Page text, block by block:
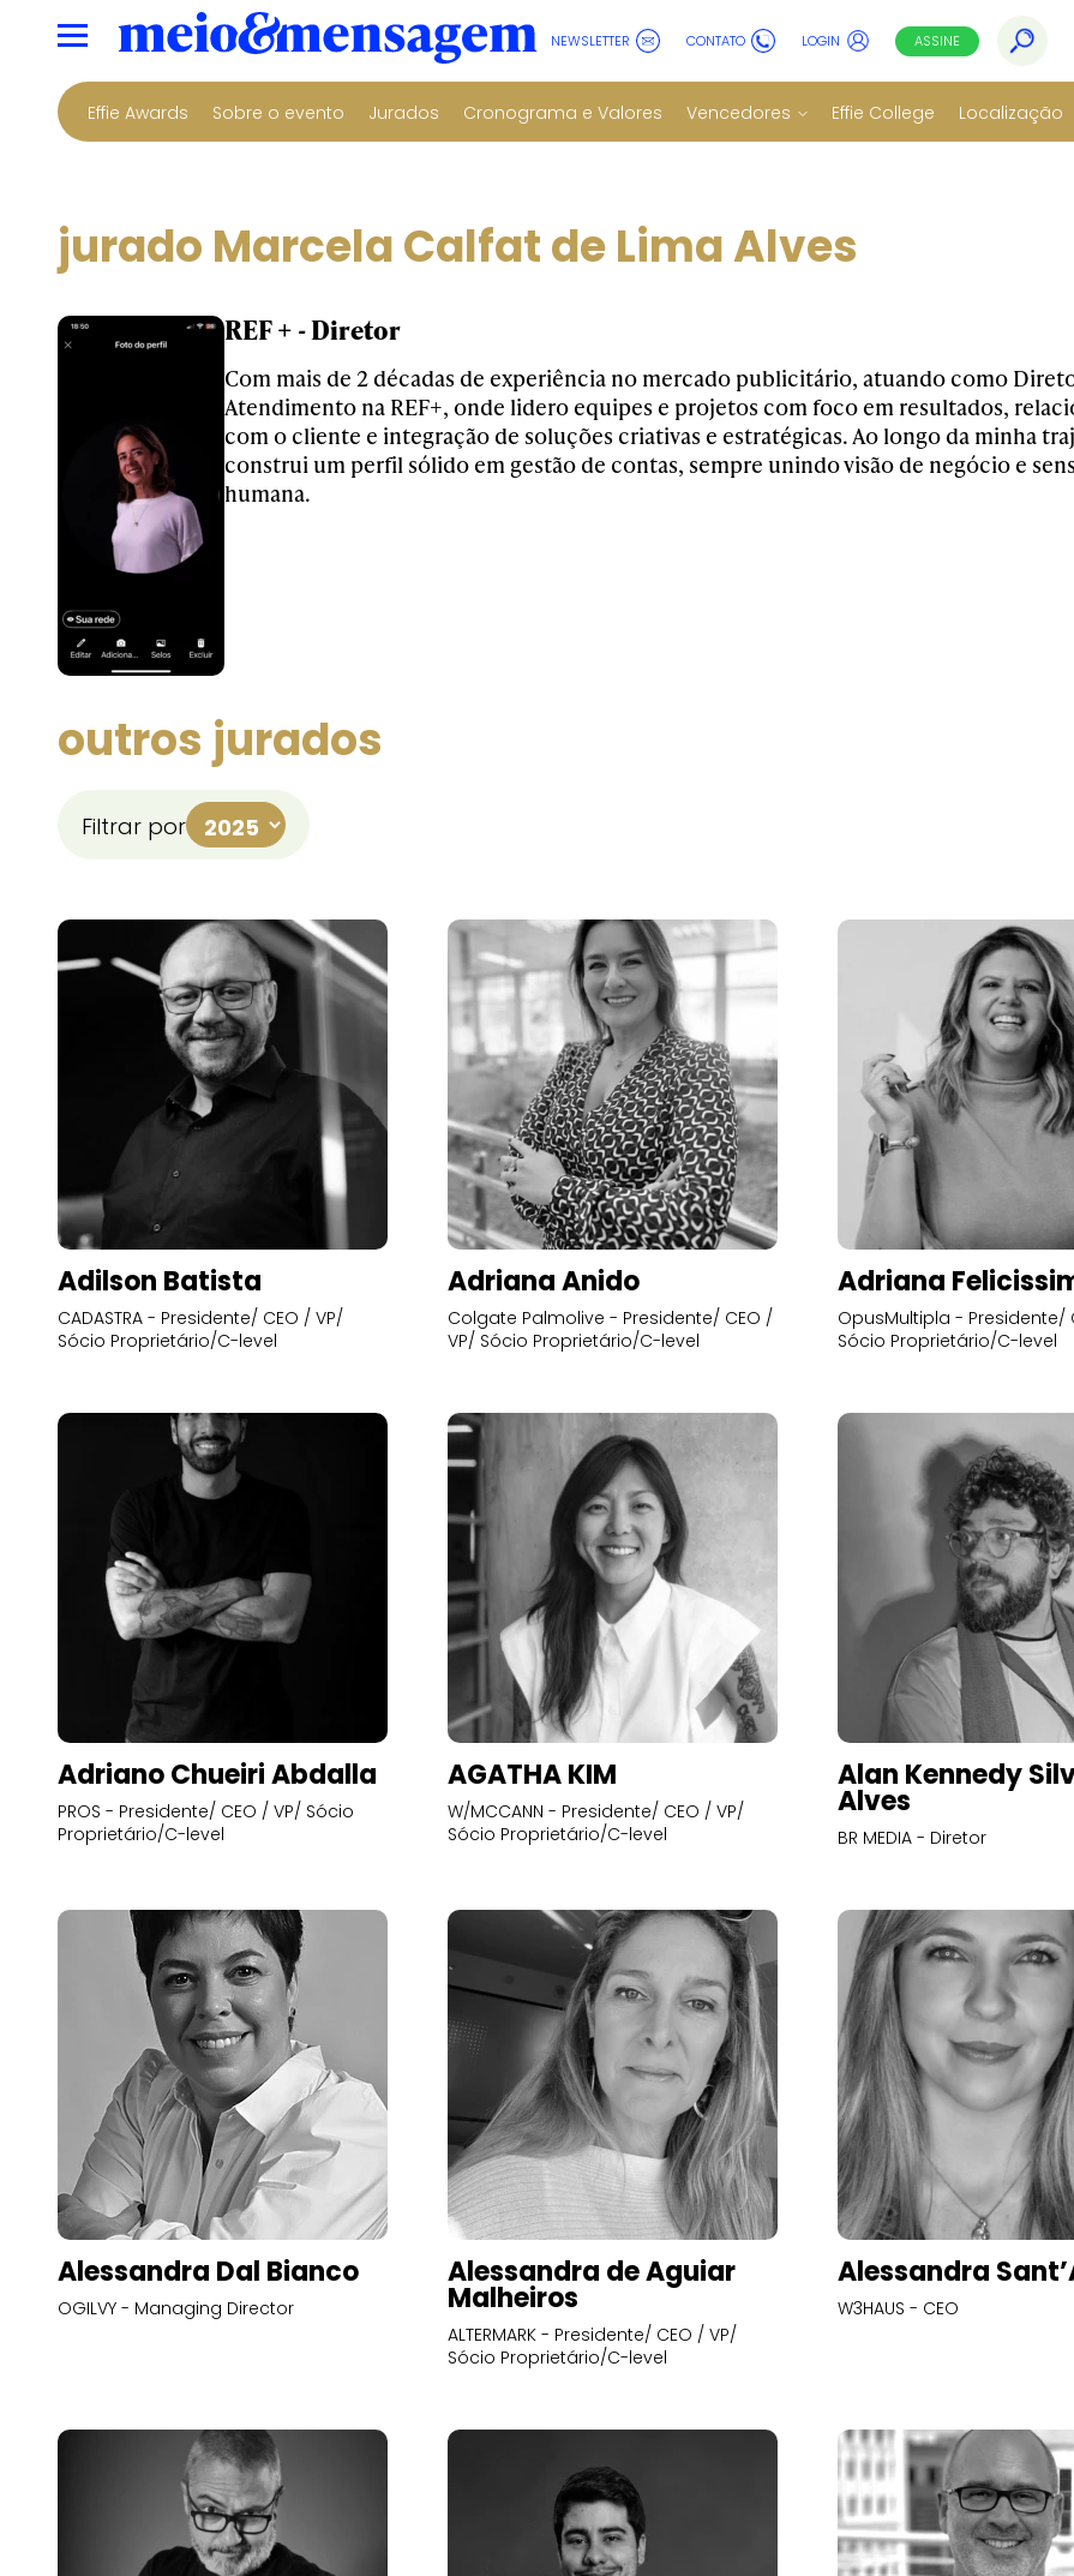
NEWSLETTER CONTATO LOGIN ASSINE
Effie Awards Sobre o evento Jurados Cronograma e Valores Vencedores Effie College Localização
jurado Marcela Calfat de Lima Alves
REF + - Diretor
Com mais de 2 décadas de experiência no mercado publicitário, atuando como
Atendimento na REF+, onde lidero equipes e projetos com foco em resultados,
com o cliente e integração de soluções criativas e estratégicas. Ao longo da minha
construi um perfil sólido em gestão de contas, sempre unindo visão de negócio e
humana.
outros jurados
Filtrar por
Adilson Batista
CADASTRA - Presidente/ CEO / VP/
Sócio Proprietário/C-level
Adriana Anido
Colgate Palmolive - Presidente/ CEO /
VP/ Sócio Proprietário/C-level
Adriana
OpusMultipla - Presidente/
Sócio Proprietário/C-level
Adriano Chueiri Abdalla
PROS - Presidente/ CEO / VP/ Sócio
Proprietário/C-level
AGATHA KIM
W/MCCANN - Presidente/ CEO / VP/
Sócio Proprietário/C-level
Alan Kennedy
Alves
BR MEDIA - Diretor
Alessandra Dal Bianco
OGILVY - Managing Director
Alessandra de Aguiar
Malheiros
ALTERMARK - Presidente/ CEO / VP/
Sócio Proprietário/C-level
Alessandra
W3HAUS - CEO